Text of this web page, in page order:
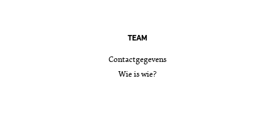
TEAM
Contactgegevens
Wie is wie?